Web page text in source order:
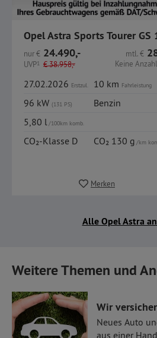
nur€ 24.490,-
UVP1 €38.958,-
mtl.€
Keine
27.02.2026 Erstzul. 10 km Fahrleistung
96 kW (131 PS)
Benzin
5,80 l/100km komb.
CO₂-Klasse D CO₂ 130 g/km
Merken
Alle Opel Astra
Weitere Themen und
Wir
Neues Auto
aus einer